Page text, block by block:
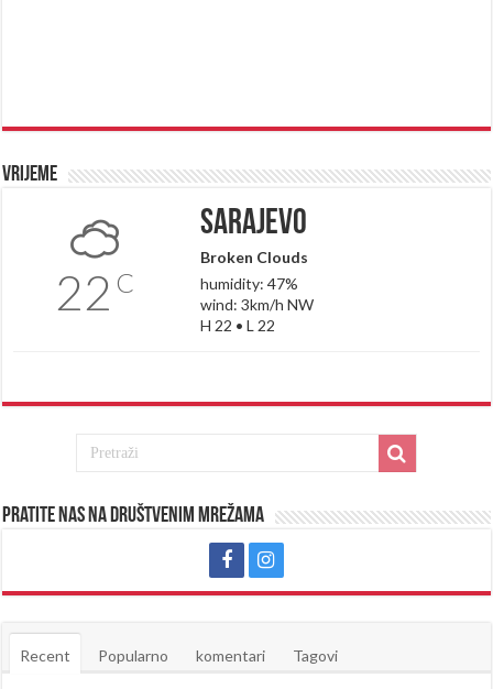
Vrijeme
22 C
Sarajevo
Broken Clouds
humidity: 47%
wind: 3km/h NW
H 22 • L 22
Pratite nas na društvenim mrežama
Recent Popularno komentari Tagovi